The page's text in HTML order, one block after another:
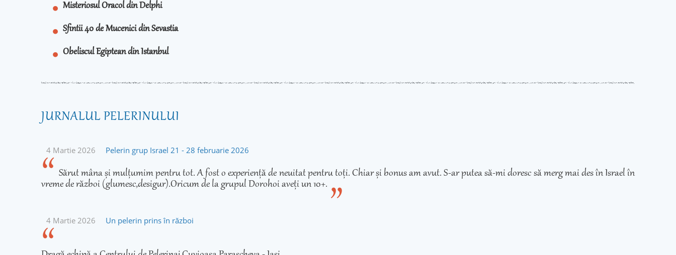
Misteriosul Oracol din Delphi
Sfintii 40 de Mucenici din Sevastia
Obeliscul Egiptean din Istanbul
JURNALUL PELERINULUI
4 Martie 2026 Pelerin grup Israel 21 - 28 februarie 2026
Sărut mâna și mulțumim pentru tot. A fost o experiență de neuitat pentru toți. Chiar și bonus am avut. S-ar putea să-mi doresc să merg mai des în Israel în
vreme de război (glumesc,desigur).Oricum de la grupul Dorohoi aveți un 10+.
4 Martie 2026 Un pelerin prins în război